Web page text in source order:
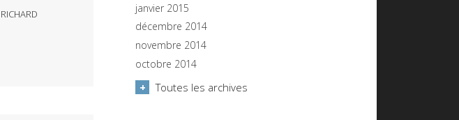
RICHARD
janvier 2015
décembre 2014
novembre 2014
octobre 2014
Toutes les archives